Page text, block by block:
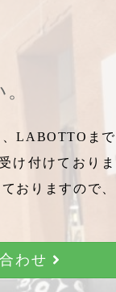
、LABOTTOまで
け付けておりま
おりますので、
わせ